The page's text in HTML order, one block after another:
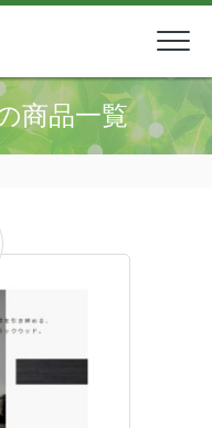
商品一覧